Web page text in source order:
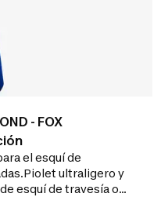
- FOX
el esquí de
ultraligero y
esquí de travesía o